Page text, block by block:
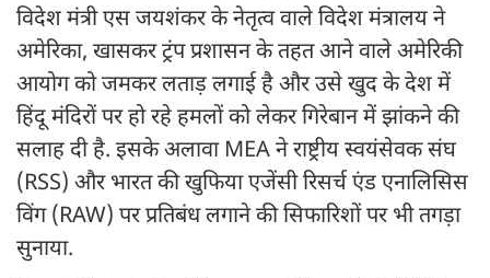
विदेश मंत्री एस जयशंकर के नेतृत्व वाले विदेश मंत्रालय ने
अमेरिका, खासकर ट्रंप प्रशासन के तहत आने वाले अमेरिकी
आयोग को जमकर लताड़ लगाई है और उसे खुद के देश में
हिंदू मंदिरों पर हो रहे हमलों को लेकर गिरेबान में झांकने की
सलाह दी है. इसके अलावा MEA ने राष्ट्रीय स्वयंसेवक संघ
(RSS) और भारत की खुफिया एजेंसी रिसर्च एंड एनालिसिस
विंग (RAW) पर प्रतिबंध लगाने की सिफारिशों पर भी तगड़ा
सुनाया.